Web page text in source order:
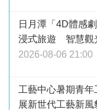
日月潭「4D體感
浸式旅遊 智慧觀
2026-08-06 21:00
工藝中心暑期青
展新世代工藝新風